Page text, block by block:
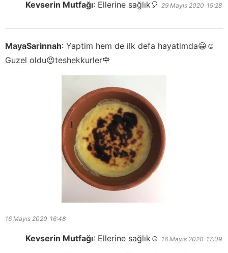
Kevserin Mutfağı: Ellerine sağlık🎈 29 Mayıs 2020 19:28
MayaSarinnah: Yaptim hem de ilk defa hayatimda😀☺️
Guzel oldu😍teshekkurler🌹
16 Mayıs 2020 16:48
Kevserin Mutfağı: Ellerine sağlık☺️ 16 Mayıs 2020 17:09